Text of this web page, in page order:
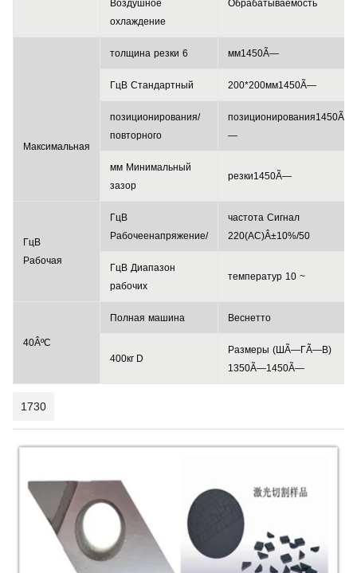
Воздушное
охлаждение
Обрабатываемость
Максимальная
толщина резки 6 мм1450Ã—
ГцВ Стандартный 200*200мм1450Ã—
позиционирования/
повторного
позиционирования1450Ã
—
мм Минимальный
зазор
резки1450Ã—
ГцВ
Рабочая
ГцВ
Рабочеенапряжение/
частота Сигнал
220(AC)Â±10%/50
ГцВ Диапазон
рабочих
температур 10 ~
40ÂºC
Полная машина Веснетто
400кг D
Размеры (ШÃ—ГÃ—В)
1350Ã—1450Ã—
1730